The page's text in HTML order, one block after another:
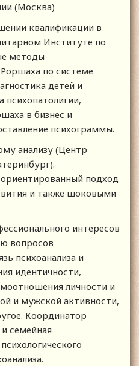
(Москва)
квалификации в
Институте по
методы
по системе
детей и
психопатолигии,
в бизнес и
психограммы.
анализу (Центр
подход
и также шоковыми
интересов
вопросов
психоанализа и
идентичности,
личности и
и мужской активности,
Координатор
семейная